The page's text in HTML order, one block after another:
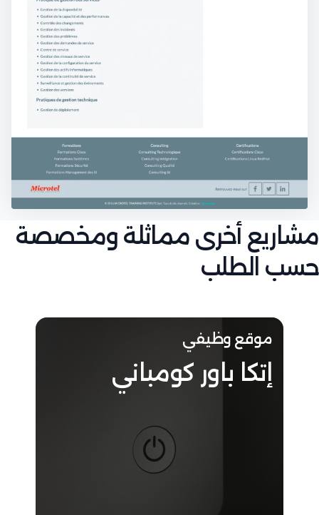
مشاريع أخرى مماثلة ومخصصة
حسب الطلب
موقع وظيفي
إتكا باور كومباني